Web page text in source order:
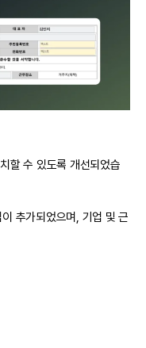
할 수 있도록 개선되었습
추가되었으며, 기업 및 근